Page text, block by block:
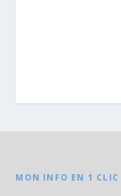
MON INFO EN 1 CLIC